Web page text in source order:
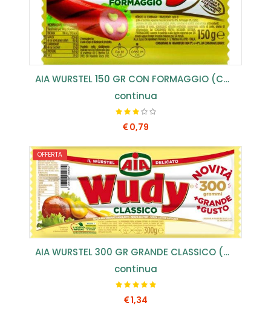
AIA WURSTEL 150 GR CON FORMAGGIO (CONF.25 PZ) ...
continua
0,79
COMPRA SUBITO
OFFERTA
AIA WURSTEL 300 GR GRANDE CLASSICO (CONF.15 PZ) ...
continua
1,34